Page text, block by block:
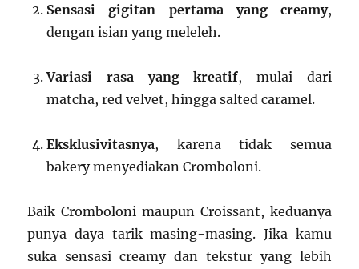
Sensasi gigitan pertama yang creamy,
dengan isian yang meleleh.
Variasi rasa yang kreatif, mulai dari
matcha, red velvet, hingga salted caramel.
Eksklusivitasnya, karena tidak semua
bakery menyediakan Cromboloni.
Baik Cromboloni maupun Croissant, keduanya
punya daya tarik masing-masing. Jika kamu
suka sensasi creamy dan tekstur yang lebih